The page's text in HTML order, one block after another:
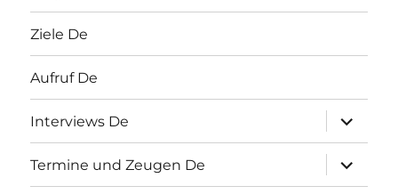
Ziele De
Aufruf De
Interviews De
öffnen
Termine und Zeugen De
öffnen